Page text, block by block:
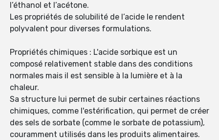
l’éthanol et l’acétone.
Les propriétés de solubilité de l’acide le rendent
polyvalent pour diverses formulations.
Propriétés chimiques : L'acide sorbique est un
composé relativement stable dans des conditions
normales mais il est sensible à la lumière et à la
chaleur.
Sa structure lui permet de subir certaines réactions
chimiques, comme l'estérification, qui permet de créer
des sels de sorbate (comme le sorbate de potassium),
couramment utilisés dans les produits alimentaires.